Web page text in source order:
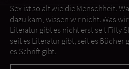
Sex ist so alt wie die Menschheit.
dazu kam, wissen wir nicht. Was
Literatur gibt es nicht erst seit Fifty
seit es Literatur gibt, seit es Bücher
es Schrift gibt.